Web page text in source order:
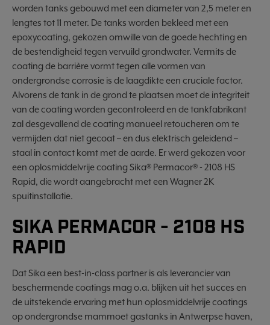
worden tanks gebouwd met een diameter van 2,5 meter en
lengtes tot 11 meter. De tanks worden bekleed met een
epoxycoating, gekozen omwille van de goede hechting en
de bestendigheid tegen vervuild grondwater. Vermits de
coating de barrière vormt tegen alle vormen van
ondergrondse corrosie is de laagdikte een cruciale factor.
Alvorens de tank in de grond te plaatsen moet de integriteit
van de coating worden gecontroleerd en de tankfabrikant
zal desgevallend de coating manueel retoucheren om te
vermijden dat niet gecoat – en dus elektrisch geleidend –
staal in contact komt met de aarde. Er werd gekozen voor
een oplosmiddelvrije coating Sika® Permacor® - 2108 HS
Rapid, die wordt aangebracht met een Wagner 2K
spuitinstallatie.
SIKA PERMACOR - 2108 HS
RAPID
Dat Sika een best-in-class partner is als leverancier van
beschermende coatings mag o.a. blijken uit het succes en
de uitstekende ervaring met hun oplosmiddelvrije coatings
op ondergrondse mammoet gastanks in Antwerpse haven,